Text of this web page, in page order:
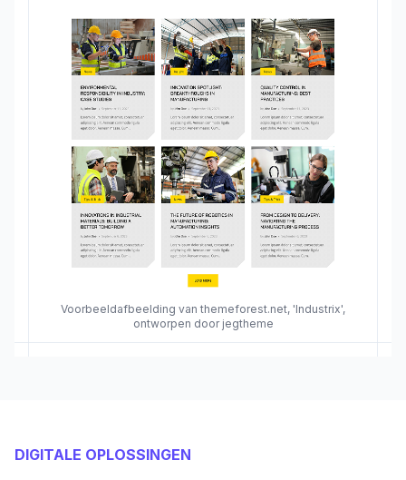
Voorbeeldafbeelding van themeforest.net, 'Industrix',
ontworpen door jegtheme
DIGITALE OPLOSSINGEN